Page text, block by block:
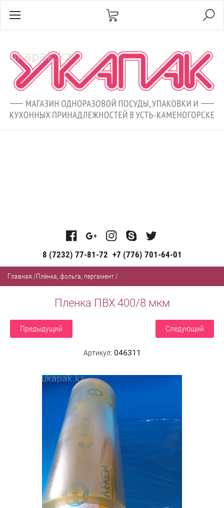
8 (7232) 77-81-72 +7 (776) 701-64-01
Главная /Плёнка, фольга, пергамент/
Пленка ПВХ 400/8 мкм
Предыдущий Следующий
Артикул:046311